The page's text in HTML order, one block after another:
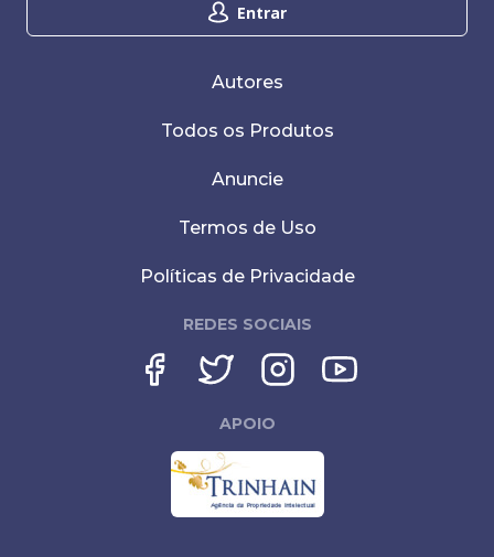
Entrar
Autores
Todos os Produtos
Anuncie
Termos de Uso
Políticas de Privacidade
REDES SOCIAIS
APOIO